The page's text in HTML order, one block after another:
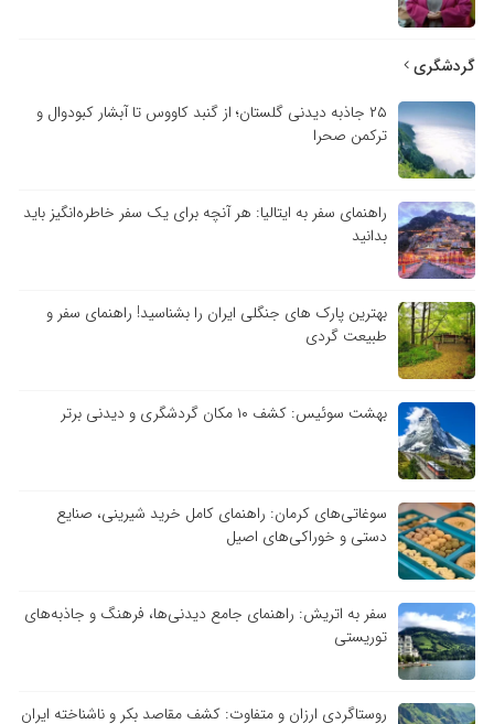
گردشگری
۲۵ جاذبه دیدنی گلستان؛ از گنبد کاووس تا آبشار کبودوال و
ترکمن صحرا
راهنمای سفر به ایتالیا: هر آنچه برای یک سفر خاطره‌انگیز باید
بدانید
بهترین پارک های جنگلی ایران را بشناسید! راهنمای سفر و
طبیعت گردی
بهشت سوئیس: کشف ۱۰ مکان گردشگری و دیدنی برتر
سوغاتی‌های کرمان: راهنمای کامل خرید شیرینی، صنایع
دستی و خوراکی‌های اصیل
سفر به اتریش: راهنمای جامع دیدنی‌ها، فرهنگ و جاذبه‌های
توریستی
روستاگردی ارزان و متفاوت: کشف مقاصد بکر و ناشناخته ایران